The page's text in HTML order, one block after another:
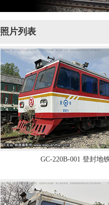
照片列表
GC-220B-001 登封地